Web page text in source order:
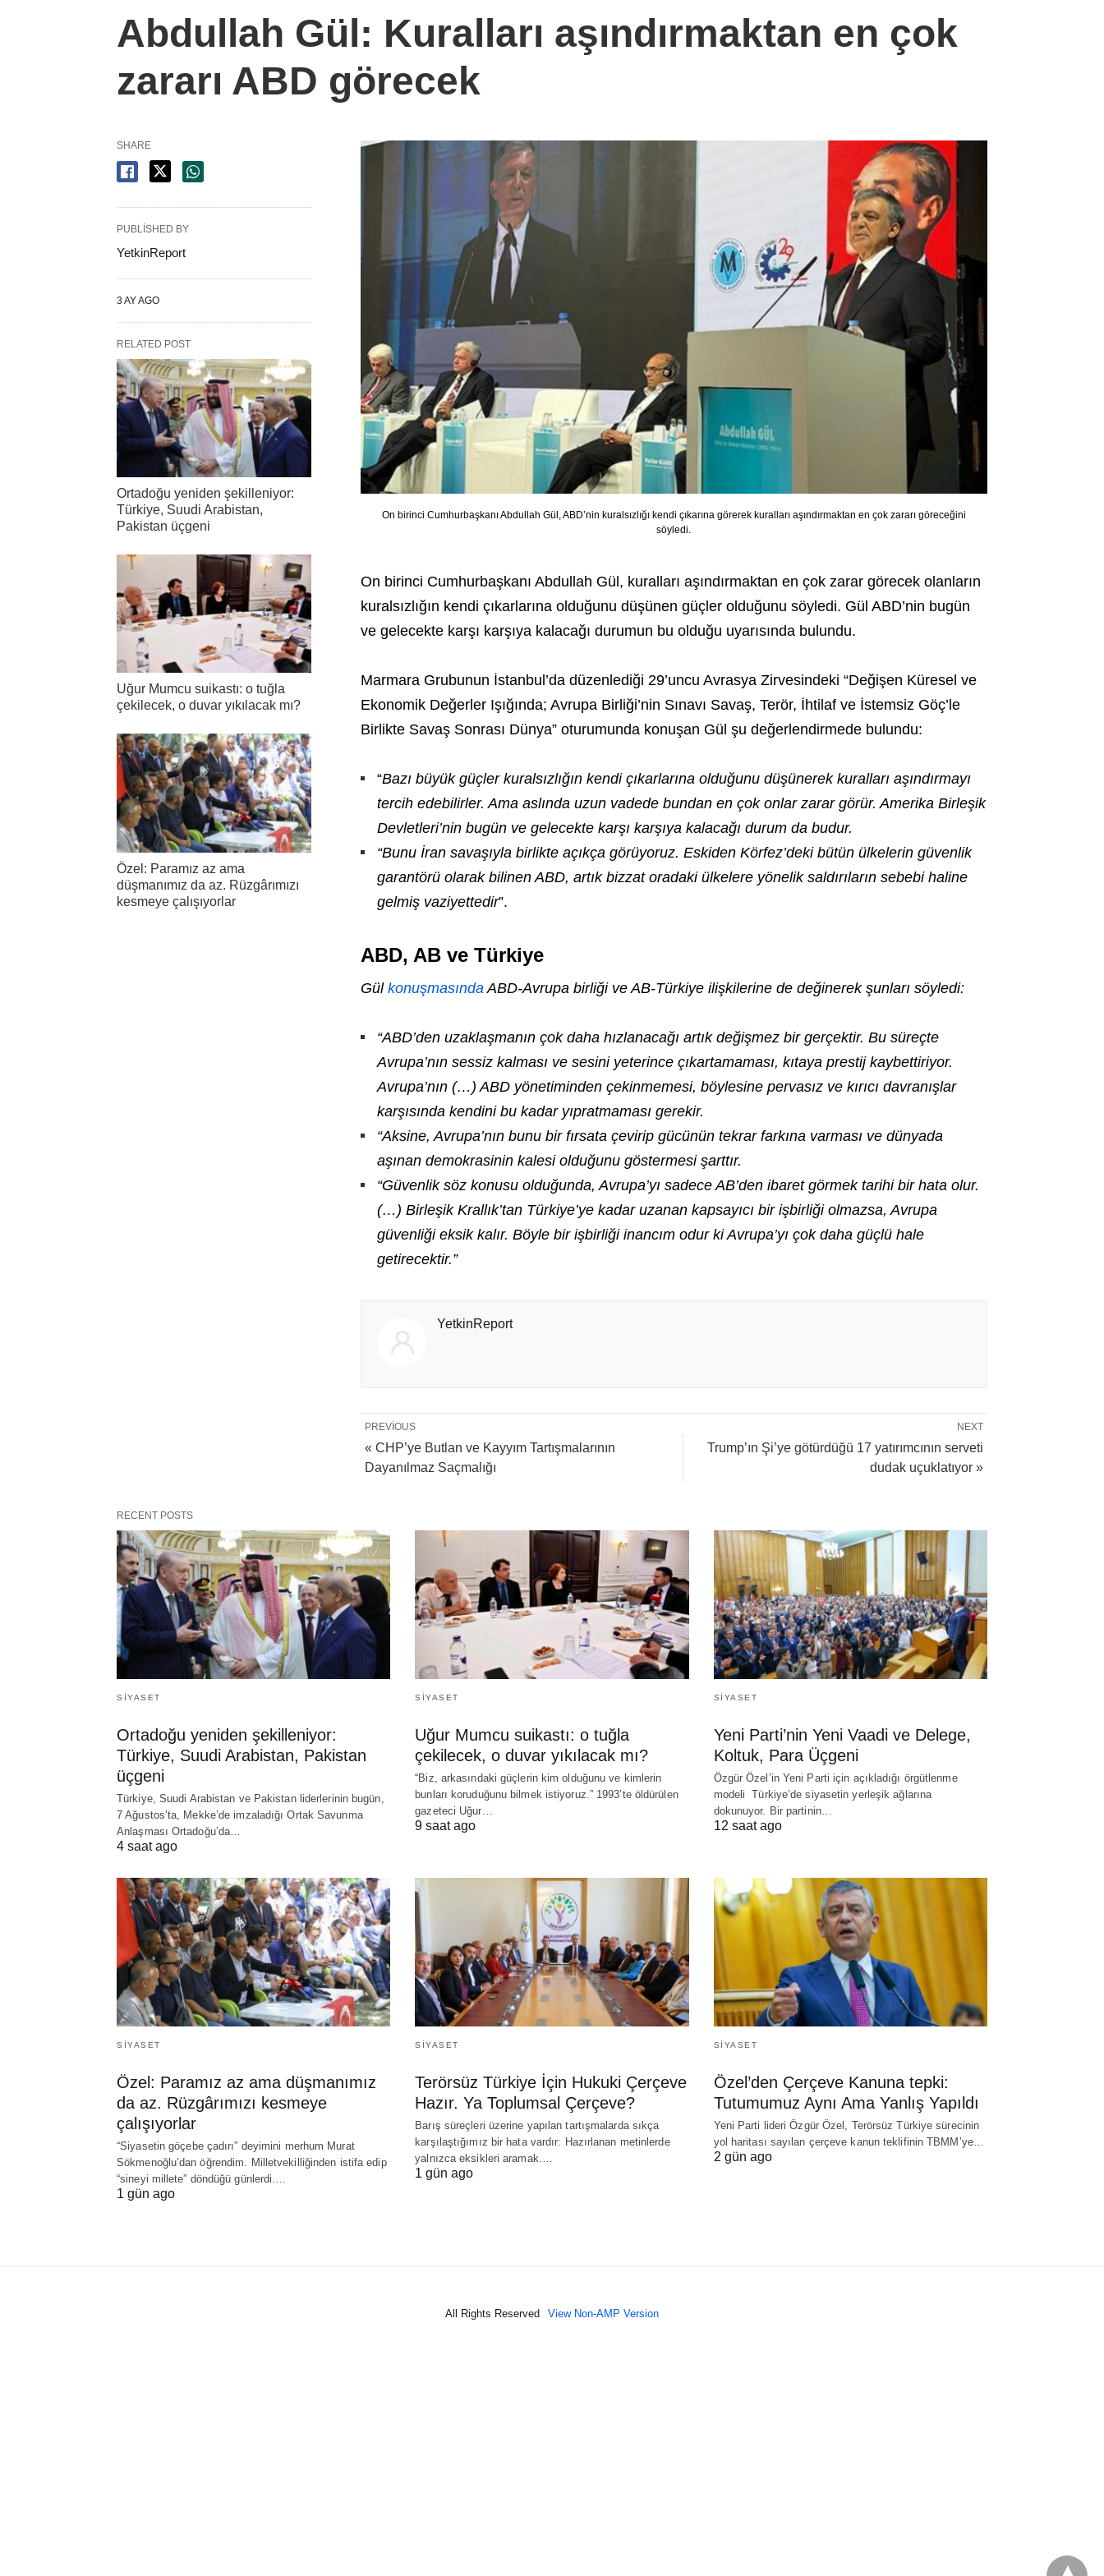
Abdullah Gül: Kuralları aşındırmaktan en çok
zararı ABD görecek
On birinci Cumhurbaşkanı Abdullah Gül, ABD’nin kuralsızlığı kendi çıkarına görerek kuralları aşındırmaktan en çok zararı göreceğini
söyledi.
On birinci Cumhurbaşkanı Abdullah Gül, kuralları aşındırmaktan en çok zarar görecek olanların
kuralsızlığın kendi çıkarlarına olduğunu düşünen güçler olduğunu söyledi. Gül ABD’nin bugün
ve gelecekte karşı karşıya kalacağı durumun bu olduğu uyarısında bulundu.
Marmara Grubunun İstanbul’da düzenlediği 29’uncu Avrasya Zirvesindeki “Değişen Küresel ve
Ekonomik Değerler Işığında; Avrupa Birliği’nin Sınavı Savaş, Terör, İhtilaf ve İstemsiz Göç’le
Birlikte Savaş Sonrası Dünya” oturumunda konuşan Gül şu değerlendirmede bulundu:
“Bazı büyük güçler kuralsızlığın kendi çıkarlarına olduğunu düşünerek kuralları aşındırmayı
tercih edebilirler. Ama aslında uzun vadede bundan en çok onlar zarar görür. Amerika Birleşik
Devletleri’nin bugün ve gelecekte karşı karşıya kalacağı durum da budur.
“Bunu İran savaşıyla birlikte açıkça görüyoruz. Eskiden Körfez’deki bütün ülkelerin güvenlik
garantörü olarak bilinen ABD, artık bizzat oradaki ülkelere yönelik saldırıların sebebi haline
gelmiş vaziyettedir”.
ABD, AB ve Türkiye
Gül konuşmasında ABD-Avrupa birliği ve AB-Türkiye ilişkilerine de değinerek şunları söyledi:
“ABD’den uzaklaşmanın çok daha hızlanacağı artık değişmez bir gerçektir. Bu süreçte
Avrupa’nın sessiz kalması ve sesini yeterince çıkartamaması, kıtaya prestij kaybettiriyor.
Avrupa’nın (…) ABD yönetiminden çekinmemesi, böylesine pervasız ve kırıcı davranışlar
karşısında kendini bu kadar yıpratmaması gerekir.
“Aksine, Avrupa’nın bunu bir fırsata çevirip gücünün tekrar farkına varması ve dünyada
aşınan demokrasinin kalesi olduğunu göstermesi şarttır.
“Güvenlik söz konusu olduğunda, Avrupa’yı sadece AB’den ibaret görmek tarihi bir hata olur.
(…) Birleşik Krallık’tan Türkiye’ye kadar uzanan kapsayıcı bir işbirliği olmazsa, Avrupa
güvenliği eksik kalır. Böyle bir işbirliği inancım odur ki Avrupa’yı çok daha güçlü hale
getirecektir.”
YetkinReport
NEXT
Trump’ın Şi’ye götürdüğü 17 yatırımcının serveti
dudak uçuklatıyor »
PREVIOUS
« CHP’ye Butlan ve Kayyım Tartışmalarının
Dayanılmaz Saçmalığı
SHARE
PUBLISHED BY
YetkinReport
3 AY AGO
RELATED POST
Ortadoğu yeniden şekilleniyor:
Türkiye, Suudi Arabistan,
Pakistan üçgeni
Uğur Mumcu suikastı: o tuğla
çekilecek, o duvar yıkılacak mı?
Özel: Paramız az ama
düşmanımız da az. Rüzgârımızı
kesmeye çalışıyorlar
RECENT POSTS
SIYASET
Ortadoğu yeniden şekilleniyor:
Türkiye, Suudi Arabistan, Pakistan
üçgeni
Türkiye, Suudi Arabistan ve Pakistan liderlerinin bugün,
7 Ağustos’ta, Mekke’de imzaladığı Ortak Savunma
Anlaşması Ortadoğu’da…
4 saat ago
SIYASET
Uğur Mumcu suikastı: o tuğla
çekilecek, o duvar yıkılacak mı?
“Biz, arkasındaki güçlerin kim olduğunu ve kimlerin
bunları koruduğunu bilmek istiyoruz.” 1993’te öldürülen
gazeteci Uğur…
9 saat ago
SIYASET
Yeni Parti’nin Yeni Vaadi ve Delege,
Koltuk, Para Üçgeni
Özgür Özel’in Yeni Parti için açıkladığı örgütlenme
modeli Türkiye’de siyasetin yerleşik ağlarına
dokunuyor. Bir partinin…
12 saat ago
SIYASET
Özel: Paramız az ama düşmanımız
da az. Rüzgârımızı kesmeye
çalışıyorlar
“Siyasetin göçebe çadırı” deyimini merhum Murat
Sökmenoğlu’dan öğrendim. Milletvekilliğinden istifa edip
“sineyi millete” döndüğü günlerdi.…
1 gün ago
SIYASET
Terörsüz Türkiye İçin Hukuki Çerçeve
Hazır. Ya Toplumsal Çerçeve?
Barış süreçleri üzerine yapılan tartışmalarda sıkça
karşılaştığımız bir hata vardır: Hazırlanan metinlerde
yalnızca eksikleri aramak.…
1 gün ago
SIYASET
Özel’den Çerçeve Kanuna tepki:
Tutumumuz Aynı Ama Yanlış Yapıldı
Yeni Parti lideri Özgür Özel, Terörsüz Türkiye sürecinin
yol haritası sayılan çerçeve kanun teklifinin TBMM’ye…
2 gün ago
All Rights Reserved View Non-AMP Version